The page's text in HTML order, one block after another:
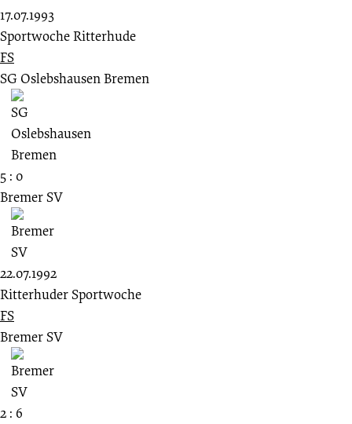
17.07.1993
Sportwoche Ritterhude
FS
SG Oslebshausen Bremen
5 : 0
Bremer SV
22.07.1992
Ritterhuder Sportwoche
FS
Bremer SV
2 : 6